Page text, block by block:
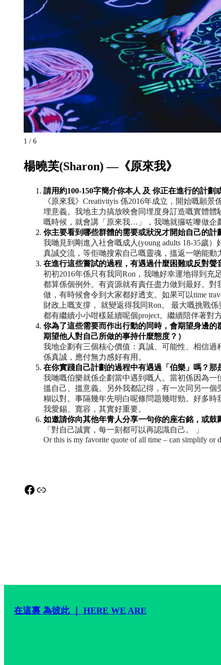
1 / 6
楊曉芙(Sharon) —《原來我》
請用約100-150字簡介你本人 及 你正在進行的計劃
《原來我》Creativityis 係2016年成立，開始嘅願
埋意義。我地主力搞放映會同埋度身訂造嘅實體
嘅時候，就會講「原來我…」，我哋就攞咗嚟做企
你主要看到哪些群體的需要或狀況才開始自己的
我哋見到剛進入社會嘅成人(young adults 18-35歲
真誠交流，等佢哋搜索自己嘅靈魂，搵返一啲能動
在進行這些嘗試的過程，有遇過什麼困難或反對聲
初初2016年係只有我同Ron，我哋好幸運地得到
都算係個例外。有資源就有責任盡力做到最好。
做，有時候會令到大家都好透支。如果可以time
財政上嘅支撐， 就變返得我同Ron。 最大嘅挑戰
都有繼續小小咁樣延續呢個project。繼續陪伴著對
你為了這些需要而作出行動的同時，會期望身邊
期望他人對自己所做的事持什麼態度？）
我地企劃有三個核心價值：真誠、可能性、相信
係真誠，應付無力感好有用。
在你實踐自己計劃的過程中有遇過「伯樂」嗎？那
我哋嘅伯樂就係企劃當中遇到嘅人。當初係因為
搵自己、搵意義。另外我都記得，有一次同另一
糊以對。事隔幾年先明白呢條問題幾咁勁。好多
我愛錫、寬容，其實好重要。
如邀請你向其他年青人分享一句你的座右銘，或鼓
「對自己誠實，每一刻都可以再認識自己 。
」
Or this is my favorite quote of all time – can simplify or
Facebook
Link
在這裏 為彼此 ｜ HERE WE ARE